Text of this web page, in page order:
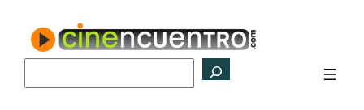
contenido